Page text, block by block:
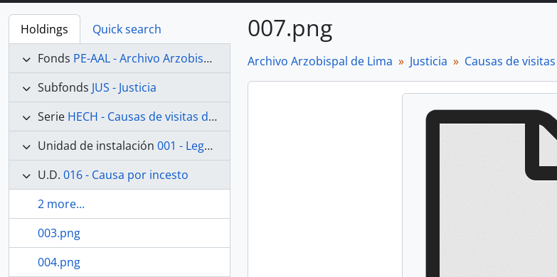
Holdings
Quick search
Fonds PE-AAL - Archivo Arzobispal de Lima
Subfonds JUS - Justicia
Serie HECH - Causas de visitas de hechicerías e Idolatrías
Unidad de instalación 001 - Legajo 01
U.D. 016 - Causa por incesto
2 more...
003.png
004.png
007.png
Archivo Arzobispal de Lima Justicia Causas de